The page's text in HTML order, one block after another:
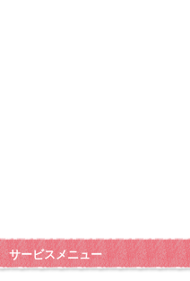
サービスメニュー